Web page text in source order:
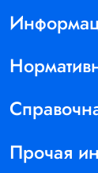
Прочая